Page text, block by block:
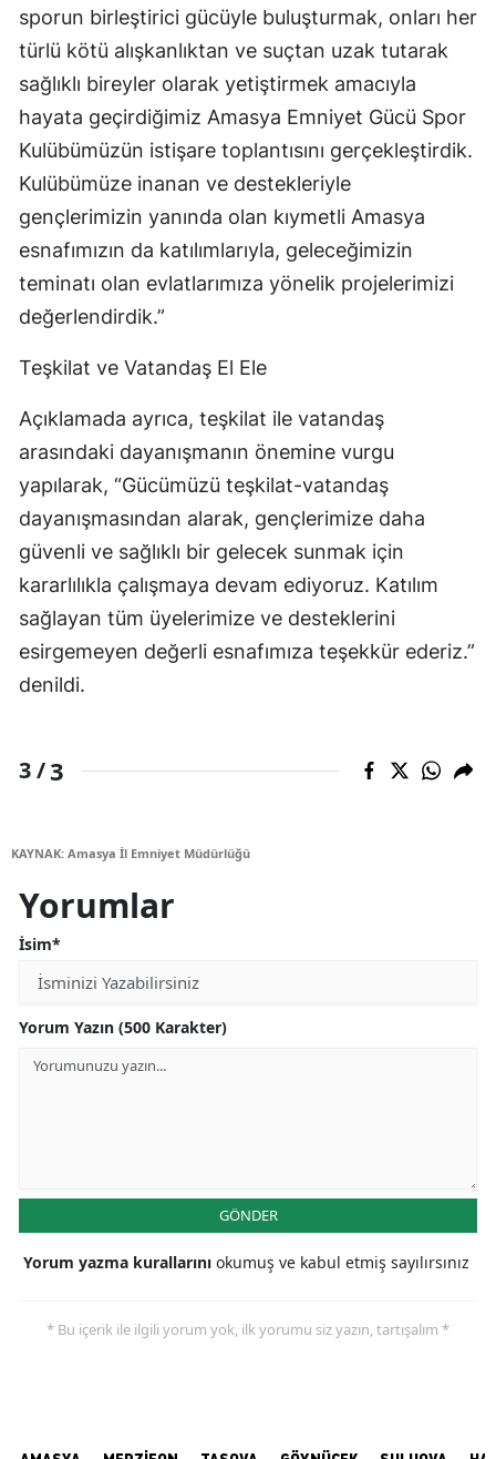
sporun birleştirici gücüyle buluşturmak, onları her
türlü kötü alışkanlıktan ve suçtan uzak tutarak
sağlıklı bireyler olarak yetiştirmek amacıyla
hayata geçirdiğimiz Amasya Emniyet Gücü Spor
Kulübümüzün istişare toplantısını gerçekleştirdik.
Kulübümüze inanan ve destekleriyle
gençlerimizin yanında olan kıymetli Amasya
esnafımızın da katılımlarıyla, geleceğimizin
teminatı olan evlatlarımıza yönelik projelerimizi
değerlendirdik.”
Teşkilat ve Vatandaş El Ele
Açıklamada ayrıca, teşkilat ile vatandaş
arasındaki dayanışmanın önemine vurgu
yapılarak, “Gücümüzü teşkilat-vatandaş
dayanışmasından alarak, gençlerimize daha
güvenli ve sağlıklı bir gelecek sunmak için
kararlılıkla çalışmaya devam ediyoruz. Katılım
sağlayan tüm üyelerimize ve desteklerini
esirgemeyen değerli esnafımıza teşekkür ederiz.”
denildi.
3 /3
KAYNAK: Amasya İl Emniyet Müdürlüğü
Yorumlar
İsim*
Yorum Yazın (500 Karakter)
GÖNDER
Yorum yazma kurallarını okumuş ve kabul etmiş sayılırsınız
* Bu içerik ile ilgili yorum yok, ilk yorumu siz yazın, tartışalım *